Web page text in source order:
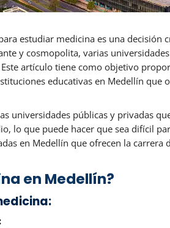
estudiar medicina es una
y cosmopolita, varias
artículo tiene como objetivo
educativas en Medellín que
universidades públicas y privadas
lo que puede hacer que sea difícil
en Medellín que ofrecen la carrera
en Medellín?